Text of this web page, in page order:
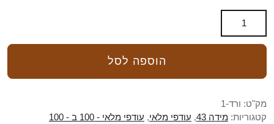
הוספה לסל
מק"ט: ורד-1
קטגוריות: מידה 43 , עודפי מלאי, עודפי מלאי - 100 ב - 100